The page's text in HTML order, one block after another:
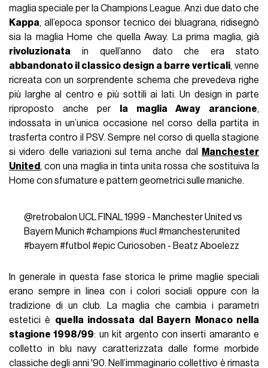
maglia speciale per la Champions League. Anzi due dato che
Kappa, all’epoca sponsor tecnico dei bluagrana, ridisegnò
sia la maglia Home che quella Away. La prima maglia, già
rivoluzionata in quell’anno dato che era stato
abbandonato il classico design a barre verticali, venne
ricreata con un sorprendente schema che prevedeva righe
più larghe al centro e più sottili ai lati. Un design in parte
riproposto anche per
la maglia Away arancione,
indossata in un’unica occasione nel corso della partita in
trasferta contro il PSV. Sempre nel corso di quella stagione
si videro delle variazioni sul tema anche dal
Manchester
United , con una maglia in tinta unita rossa che sostituiva la
Home con sfumature e pattern geometrici sulle maniche.
@retrobalon UCL FINAL 1999 - Manchester United vs
Bayern Munich #champions #ucl #manchesterunited
#bayern #futbol #epicCuriosoben - Beatz Aboelezz
In generale in questa fase storica le prime maglie speciali
erano sempre in linea con i colori sociali oppure con la
tradizione di un club. La maglia che cambia i parametri
estetici è quella indossata dal Bayern Monaco nella
stagione 1998/99: un kit argento con inserti amaranto e
colletto in blu navy caratterizzata dalle forme morbide
classiche degli anni '90. Nell’immaginario collettivo è rimasta